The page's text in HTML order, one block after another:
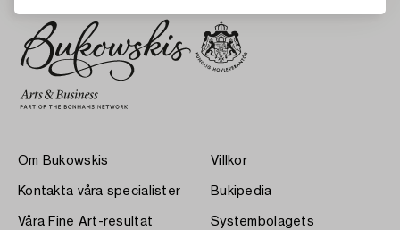
Om Bukowskis
Kontakta våra specialister
Våra Fine Art-resultat
Villkor
Bukipedia
Systembolagets